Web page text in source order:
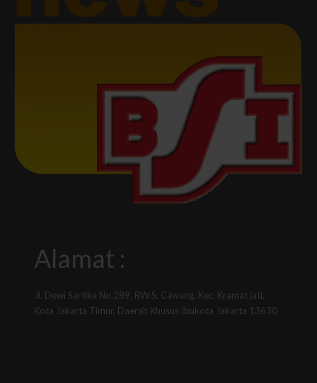
Alamat :
Jl. Dewi Sartika No.289, RW.5, Cawang, Kec. Kramat jati,
Kota Jakarta Timur, Daerah Khusus Ibukota Jakarta 13630